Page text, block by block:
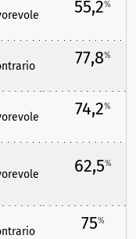
55,2%
77,8%
74,2%
62,5%
75%